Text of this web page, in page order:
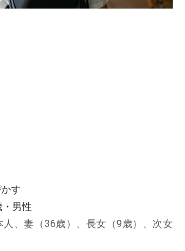
す
男性
人、妻（36歳）、長女（9歳）、次女